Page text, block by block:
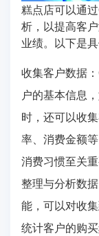
糕点店可以通
析，以提高客
业绩。以下是
收集客户数据
户的基本信息
时，还可以收
率、消费金额
消费习惯至关重
整理与分析数
能，可以对收
统计客户的购